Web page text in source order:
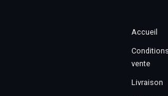
Accueil
vente
Livraison